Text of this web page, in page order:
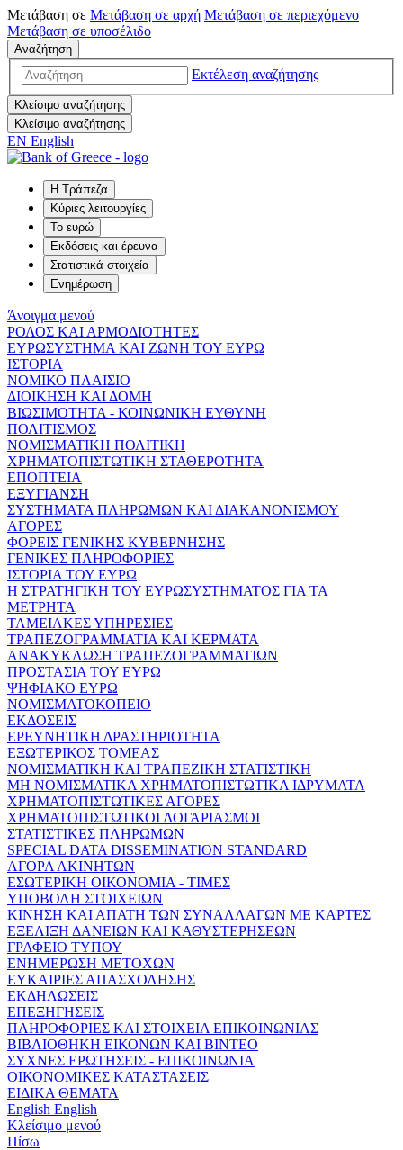
Μετάβαση σε Μετάβαση σε αρχή Μετάβαση σε περιεχόμενο
Μετάβαση σε υποσέλιδο
Αναζήτηση
Εκτέλεση αναζήτησης
Κλείσιμο αναζήτησης
Κλείσιμο αναζήτησης
EN English
Η Τράπεζα
Κύριες λειτουργίες
Το ευρώ
Εκδόσεις και έρευνα
Στατιστικά στοιχεία
Ενημέρωση
Άνοιγμα μενού
ΡΟΛΟΣ ΚΑΙ ΑΡΜΟΔΙΟΤΗΤΕΣ
ΕΥΡΩΣΥΣΤΗΜΑ ΚΑΙ ΖΩΝΗ ΤΟΥ ΕΥΡΩ
ΙΣΤΟΡΙΑ
ΝΟΜΙΚΟ ΠΛΑΙΣΙΟ
ΔΙΟΙΚΗΣΗ ΚΑΙ ΔΟΜΗ
ΒΙΩΣΙΜΟΤΗΤΑ - ΚΟΙΝΩΝΙΚΗ ΕΥΘΥΝΗ
ΠΟΛΙΤΙΣΜΟΣ
ΝΟΜΙΣΜΑΤΙΚΗ ΠΟΛΙΤΙΚΗ
ΧΡΗΜΑΤΟΠΙΣΤΩΤΙΚΗ ΣΤΑΘΕΡΟΤΗΤΑ
ΕΠΟΠΤΕΙΑ
ΕΞΥΓΙΑΝΣΗ
ΣΥΣΤΗΜΑΤΑ ΠΛΗΡΩΜΩΝ ΚΑΙ ΔΙΑΚΑΝΟΝΙΣΜΟΥ
ΑΓΟΡΕΣ
ΦΟΡΕΙΣ ΓΕΝΙΚΗΣ ΚΥΒΕΡΝΗΣΗΣ
ΓΕΝΙΚΕΣ ΠΛΗΡΟΦΟΡΙΕΣ
ΙΣΤΟΡΙΑ ΤΟΥ ΕΥΡΩ
Η ΣΤΡΑΤΗΓΙΚΗ ΤΟΥ ΕΥΡΩΣΥΣΤΗΜΑΤΟΣ ΓΙΑ ΤΑ
ΜΕΤΡΗΤΑ
ΤΑΜΕΙΑΚΕΣ ΥΠΗΡΕΣΙΕΣ
ΤΡΑΠΕΖΟΓΡΑΜΜΑΤΙΑ ΚΑΙ ΚΕΡΜΑΤΑ
ΑΝΑΚΥΚΛΩΣΗ ΤΡΑΠΕΖΟΓΡΑΜΜΑΤΙΩΝ
ΠΡΟΣΤΑΣΙΑ ΤΟΥ ΕΥΡΩ
ΨΗΦΙΑΚΟ ΕΥΡΩ
ΝΟΜΙΣΜΑΤΟΚΟΠΕΙΟ
ΕΚΔΟΣΕΙΣ
ΕΡΕΥΝΗΤΙΚΗ ΔΡΑΣΤΗΡΙΟΤΗΤΑ
ΕΞΩΤΕΡΙΚΟΣ ΤΟΜΕΑΣ
ΝΟΜΙΣΜΑΤΙΚΗ ΚΑΙ ΤΡΑΠΕΖΙΚΗ ΣΤΑΤΙΣΤΙΚΗ
ΜΗ ΝΟΜΙΣΜΑΤΙΚΑ ΧΡΗΜΑΤΟΠΙΣΤΩΤΙΚΑ ΙΔΡΥΜΑΤΑ
ΧΡΗΜΑΤΟΠΙΣΤΩΤΙΚΕΣ ΑΓΟΡΕΣ
ΧΡΗΜΑΤΟΠΙΣΤΩΤΙΚΟΙ ΛΟΓΑΡΙΑΣΜΟΙ
ΣΤΑΤΙΣΤΙΚΕΣ ΠΛΗΡΩΜΩΝ
SPECIAL DATA DISSEMINATION STANDARD
ΑΓΟΡΑ ΑΚΙΝΗΤΩΝ
ΕΣΩΤΕΡΙΚΗ ΟΙΚΟΝΟΜΙΑ - ΤΙΜΕΣ
ΥΠΟΒΟΛΗ ΣΤΟΙΧΕΙΩΝ
ΚΙΝΗΣΗ ΚΑΙ ΑΠΑΤΗ ΤΩΝ ΣΥΝΑΛΛΑΓΩΝ ΜΕ ΚΑΡΤΕΣ
ΕΞΕΛΙΞΗ ΔΑΝΕΙΩΝ ΚΑΙ ΚΑΘΥΣΤΕΡΗΣΕΩΝ
ΓΡΑΦΕΙΟ ΤΥΠΟΥ
ΕΝΗΜΕΡΩΣΗ ΜΕΤΟΧΩΝ
ΕΥΚΑΙΡΙΕΣ ΑΠΑΣΧΟΛΗΣΗΣ
ΕΚΔΗΛΩΣΕΙΣ
ΕΠΕΞΗΓΗΣΕΙΣ
ΠΛΗΡΟΦΟΡΙΕΣ ΚΑΙ ΣΤΟΙΧΕΙΑ ΕΠΙΚΟΙΝΩΝΙΑΣ
ΒΙΒΛΙΟΘΗΚΗ ΕΙΚΟΝΩΝ ΚΑΙ ΒΙΝΤΕΟ
ΣΥΧΝΕΣ ΕΡΩΤΗΣΕΙΣ - ΕΠΙΚΟΙΝΩΝΙΑ
ΟΙΚΟΝΟΜΙΚΕΣ ΚΑΤΑΣΤΑΣΕΙΣ
ΕΙΔΙΚΑ ΘΕΜΑΤΑ
English English
Κλείσιμο μενού
Πίσω